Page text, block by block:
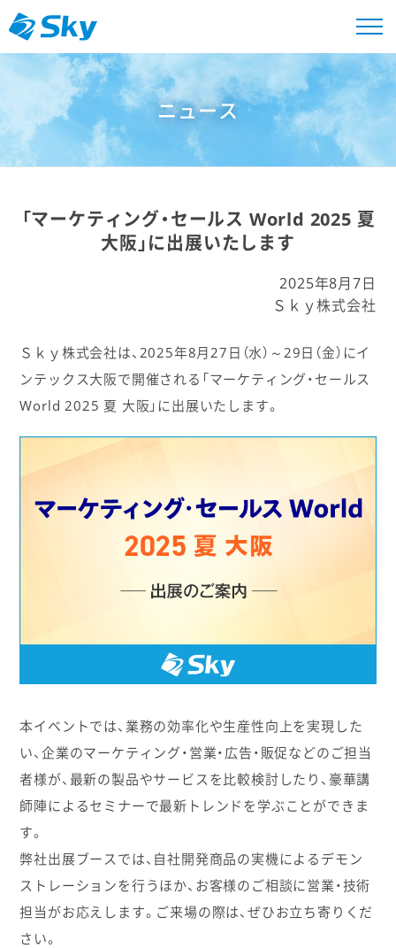
ニュース
「マーケティング・セールス World 2025 夏
大阪」に出展いたします
2025年8月7日
Ｓｋｙ株式会社
Ｓｋｙ株式会社は、2025年8月27日（水）～29日（金）にイ
ンテックス大阪で開催される「マーケティング・セールス
World 2025 夏 大阪」に出展いたします。
本イベントでは、業務の効率化や生産性向上を実現した
い、企業のマーケティング・営業・広告・販促などのご担当
者様が、最新の製品やサービスを比較検討したり、豪華講
師陣によるセミナーで最新トレンドを学ぶことができま
す。
弊社出展ブースでは、自社開発商品の実機によるデモン
ストレーションを行うほか、お客様のご相談に営業・技術
担当がお応えします。ご来場の際は、ぜひお立ち寄りくだ
さい。